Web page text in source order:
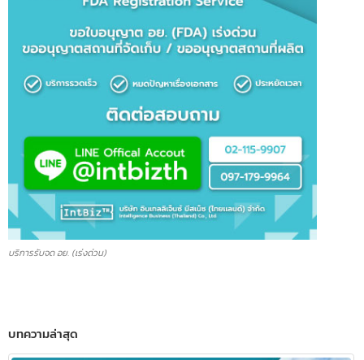
บริการรับจด อย. (เร่งด่วน)